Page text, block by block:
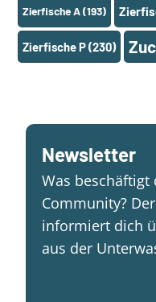
Zierfische A(193)
Zierfische P(230)
Newsletter
Was beschäftigt
Community?
informiert dich
aus der